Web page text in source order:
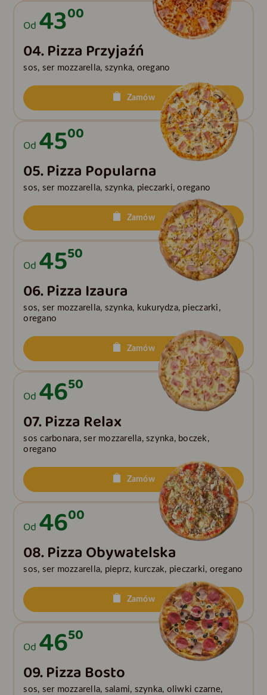
Od 4300
04. Pizza Przyjaźń
sos, ser mozzarella, szynka, oregano
Zamów
Od 4500
05. Pizza Popularna
sos, ser mozzarella, szynka, pieczarki, oregano
Zamów
Od 4550
06. Pizza Izaura
sos, ser mozzarella, szynka, kukurydza, pieczarki,
oregano
Zamów
Od 4650
07. Pizza Relax
sos carbonara, ser mozzarella, szynka, boczek,
oregano
Zamów
Od 4600
08. Pizza Obywatelska
sos, ser mozzarella, pieprz, kurczak, pieczarki, oregano
Zamów
Od 4650
09. Pizza Bosto
sos, ser mozzarella, salami, szynka, oliwki czarne,